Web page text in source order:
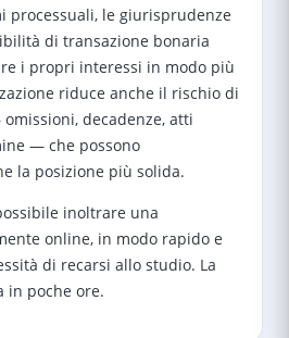
processuali, le giurisprudenze
di transazione bonaria
i propri interessi in modo più
riduce anche il rischio di
decadenze, atti
— che possono
la posizione più solida.
inoltrare una
online, in modo rapido e
di recarsi allo studio. La
in poche ore.